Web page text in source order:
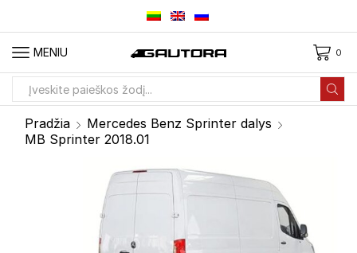
MENIU 0
Pradžia
Mercedes Benz Sprinter dalys
MB Sprinter 2018.01